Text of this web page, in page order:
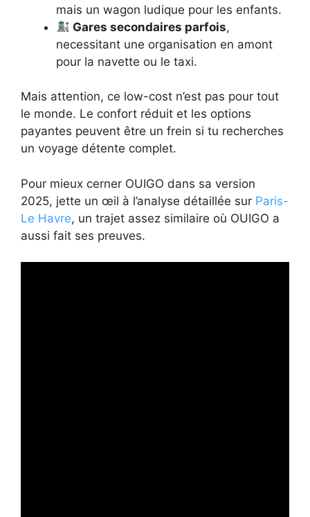
mais un wagon ludique pour les enfants.
Gares secondaires parfois,
necessitant une organisation en amont
pour la navette ou le taxi.
Mais attention, ce low-cost n’est pas pour tout
le monde. Le confort réduit et les options
payantes peuvent être un frein si tu recherches
un voyage détente complet.
Pour mieux cerner OUIGO dans sa version
2025, jette un œil à l’analyse détaillée sur Paris-
Le Havre, un trajet assez similaire où OUIGO a
aussi fait ses preuves.